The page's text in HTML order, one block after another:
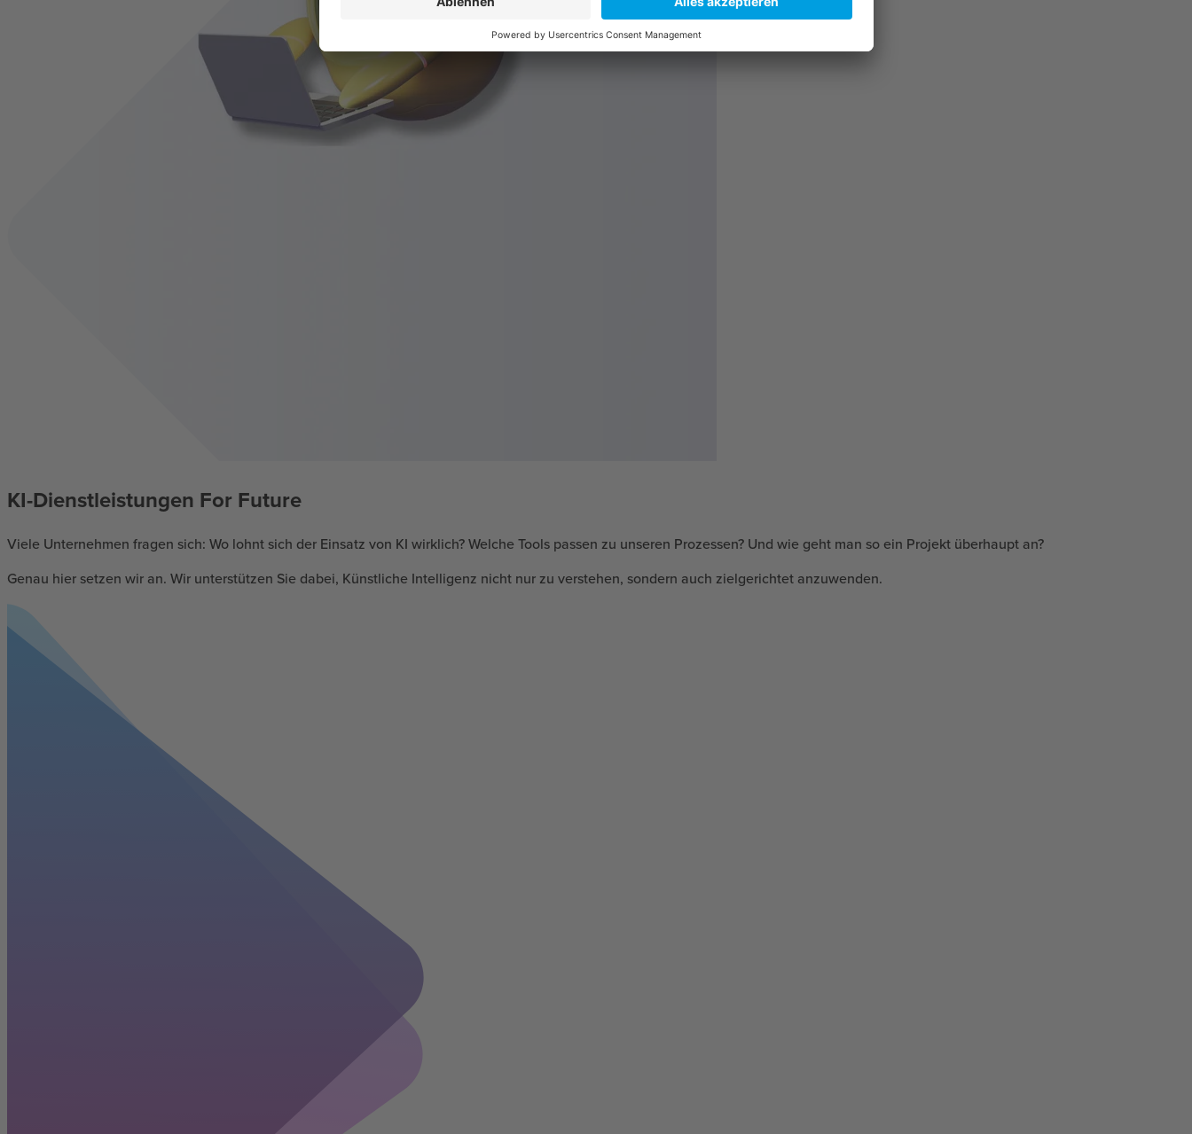
KI-Dienstleistungen For Future
Viele Unternehmen fragen sich: Wo lohnt sich der Einsatz von KI wirklich? Welche Tools passen zu unseren Prozessen? Und wie geht man so ein Projekt überhaupt an?
Genau hier setzen wir an. Wir unterstützen Sie dabei, Künstliche Intelligenz nicht nur zu verstehen, sondern auch zielgerichtet anzuwenden.